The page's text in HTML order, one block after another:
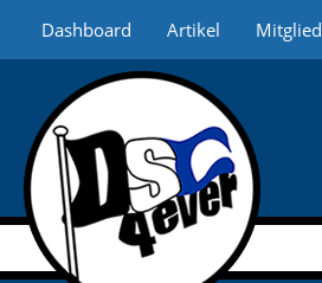
Dashboard Artikel